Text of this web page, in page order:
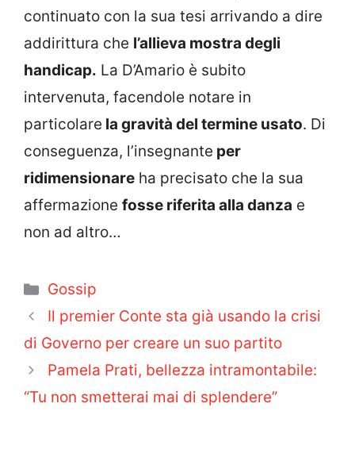
continuato con la sua tesi arrivando a dire
addirittura che l’allieva mostra degli
handicap. La D’Amario è subito
intervenuta, facendole notare in
particolare la gravità del termine usato. Di
conseguenza, l’insegnante per
ridimensionare ha precisato che la sua
affermazione fosse riferita alla danza e
non ad altro…
Categorie
Gossip
Il premier Conte sta già usando la crisi
di Governo per creare un suo partito
Pamela Prati, bellezza intramontabile:
“Tu non smetterai mai di splendere”